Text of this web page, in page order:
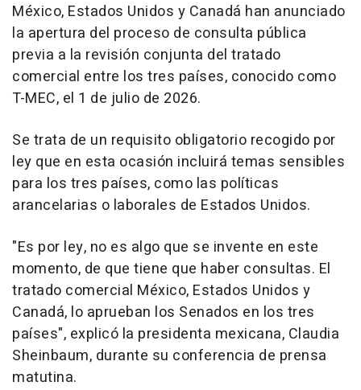
México, Estados Unidos y Canadá han anunciado
la apertura del proceso de consulta pública
previa a la revisión conjunta del tratado
comercial entre los tres países, conocido como
T-MEC, el 1 de julio de 2026.
Se trata de un requisito obligatorio recogido por
ley que en esta ocasión incluirá temas sensibles
para los tres países, como las políticas
arancelarias o laborales de Estados Unidos.
"Es por ley, no es algo que se invente en este
momento, de que tiene que haber consultas. El
tratado comercial México, Estados Unidos y
Canadá, lo aprueban los Senados en los tres
países", explicó la presidenta mexicana, Claudia
Sheinbaum, durante su conferencia de prensa
matutina.